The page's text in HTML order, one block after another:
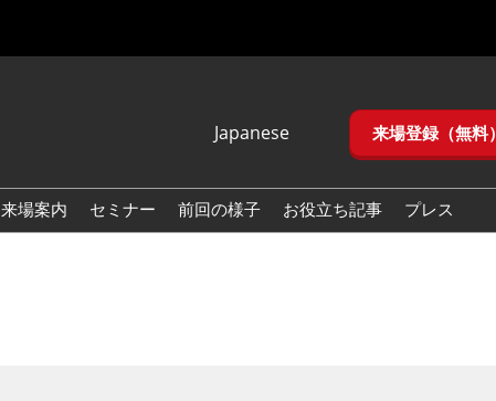
Japanese
English
Korean (Naver
来場登録（無料）
来場案内 セミナー 前回の様子 お役立ち記事 プレス